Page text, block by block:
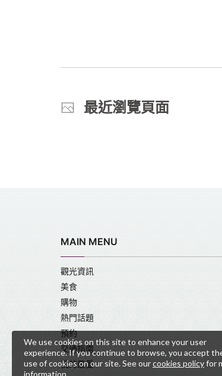
最近瀏覽頁面
MAIN MENU
觀光資訊
美食
購物
熱門話題
預約
交通指南
我的最愛
We use cookies on this site to enhance your user
experience. If you continue to browse, you accept
use of cookies on our site. See ourcookies policyfor
information.